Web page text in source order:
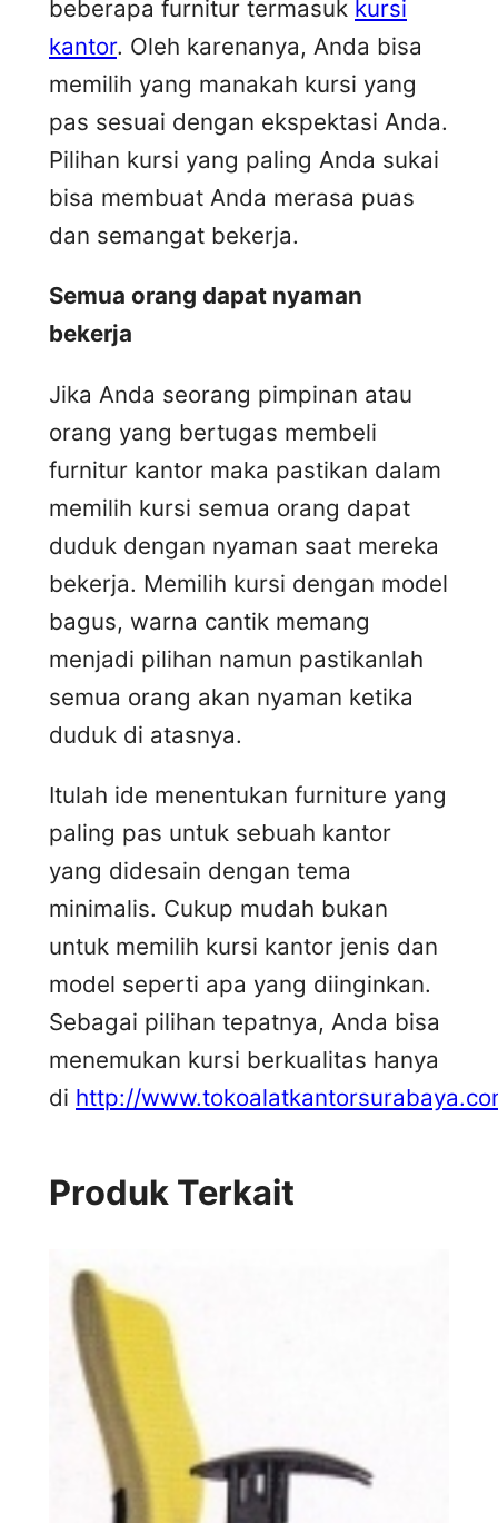
beberapa furnitur termasuk kursi
kantor. Oleh karenanya, Anda bisa
memilih yang manakah kursi yang
pas sesuai dengan ekspektasi Anda.
Pilihan kursi yang paling Anda sukai
bisa membuat Anda merasa puas
dan semangat bekerja.
Semua orang dapat nyaman
bekerja
Jika Anda seorang pimpinan atau
orang yang bertugas membeli
furnitur kantor maka pastikan dalam
memilih kursi semua orang dapat
duduk dengan nyaman saat mereka
bekerja. Memilih kursi dengan model
bagus, warna cantik memang
menjadi pilihan namun pastikanlah
semua orang akan nyaman ketika
duduk di atasnya.
Itulah ide menentukan furniture yang
paling pas untuk sebuah kantor
yang didesain dengan tema
minimalis. Cukup mudah bukan
untuk memilih kursi kantor jenis dan
model seperti apa yang diinginkan.
Sebagai pilihan tepatnya, Anda bisa
menemukan kursi berkualitas hanya
di http://
Produk Terkait